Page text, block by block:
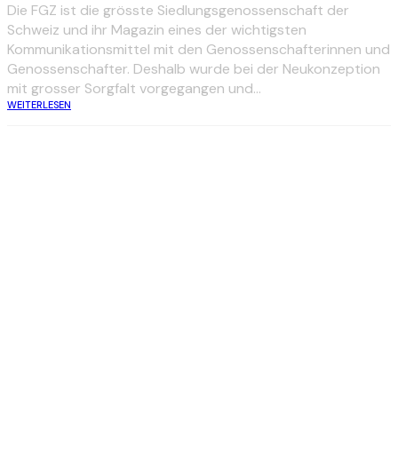
Die FGZ ist die grösste Siedlungsgenossenschaft der
Schweiz und ihr Magazin eines der wichtigsten
Kommunikationsmittel mit den Genossenschafterinnen und
Genossenschafter. Deshalb wurde bei der Neukonzeption
mit grosser Sorgfalt vorgegangen und...
WEITERLESEN